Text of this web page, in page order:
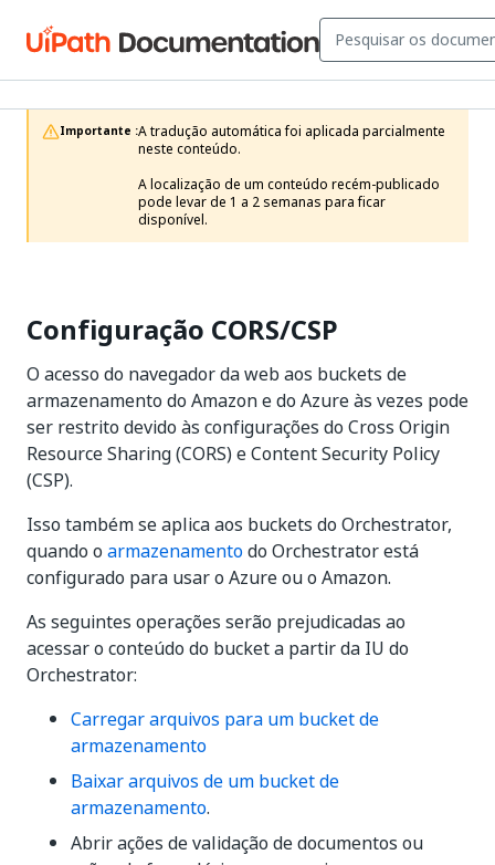
Importante :A tradução automática foi aplicada parcialmente
neste conteúdo.
A localização de um conteúdo recém-publicado
pode levar de 1 a 2 semanas para ficar
disponível.
Configuração CORS/CSP
O acesso do navegador da web aos buckets de
armazenamento do Amazon e do Azure às vezes pode
ser restrito devido às configurações do Cross Origin
Resource Sharing (CORS) e Content Security Policy
(CSP).
Isso também se aplica aos buckets do Orchestrator,
quando o armazenamentodo Orchestrator está
configurado para usar o Azure ou o Amazon.
As seguintes operações serão prejudicadas ao
acessar o conteúdo do bucket a partir da IU do
Orchestrator:
Carregar arquivos para um bucket de
armazenamento
Baixar arquivos de um bucket de
armazenamento.
Abrir ações de validação de documentos ou